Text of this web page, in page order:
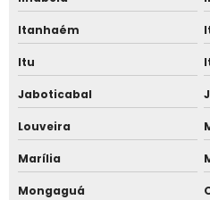
Sistema de catraca para
Sistema de controle de
Sistema de controle de
Sistema de controle de
Sistema de controle de ponto
Itanhaém
Itu
Jaboticabal
Louveira
Marília
Mongaguá